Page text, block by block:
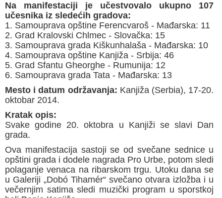
Na manifestaciji je učestvovalo ukupno 107
učesnika iz sledećih gradova:
1. Samouprava opštine Ferencvaroš - Mađarska: 11
2. Grad Kralovski Chlmec - Slovačka: 15
3. Samouprava grada Kiškunhalaša - Mađarska: 10
4. Samouprava opštine Kanjiža - Srbija: 46
5. Grad Sfantu Gheorghe - Rumunija: 12
6. Samouprava grada Tata - Mađarska: 13
Mesto i datum оdržavanja: Kanjiža (Serbia), 17-20.
oktobar 2014.
Kratak opis:
Svake godine 20. oktobra u Kanjiži se slavi Dan
grada.
Ova manifestacija sastoji se od svečane sednice u
opštini grada i dodele nagrada Pro Urbe, potom sledi
polaganje venaca na ribarskom trgu. Utoku dana se
u Galeriji „Dobó Tihamér“ svečano otvara izložba i u
večernjim satima sledi muzički program u sporstkoj